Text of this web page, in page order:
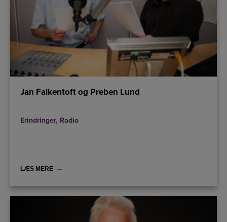
Jan Falkentoft og Preben Lund
Erindringer, Radio
LÆS MERE